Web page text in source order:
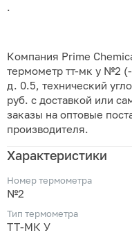
.
Компания Prime
термометр тт-мк у №2
д. 0.5, технический
руб. с доставкой или
заказы на оптовые
производителя.
Характеристики
Номер термометра
№2
Тип термометра
ТТ-МК У